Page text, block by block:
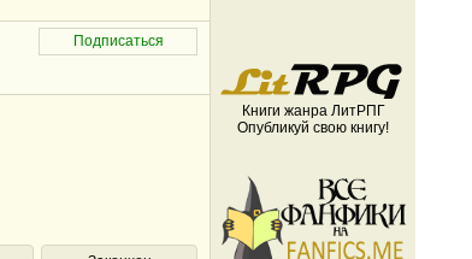
Книги жанра ЛитРПГ
Опубликуй свою книгу!